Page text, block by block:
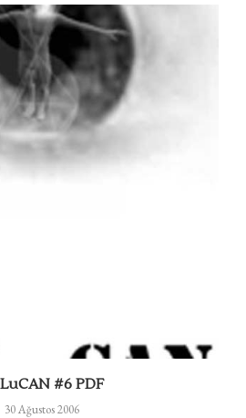
#6 PDF
30 Ağustos 2006